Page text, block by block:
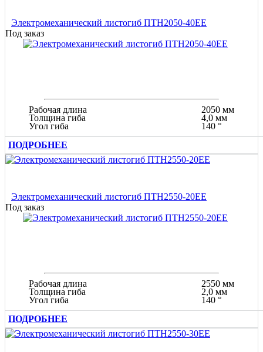
Электромеханический листогиб ПТН2050-40ЕЕ
Под заказ
Рабочая длина
Толщина гиба
Угол гиба
2050 мм
4,0 мм
140 °
ПОДРОБНЕЕ
Электромеханический листогиб ПТН2550-20ЕЕ
Под заказ
Рабочая длина
Толщина гиба
Угол гиба
2550 мм
2,0 мм
140 °
ПОДРОБНЕЕ